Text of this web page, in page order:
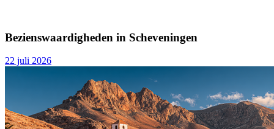
Bezienswaardigheden in Scheveningen
22 juli 2026